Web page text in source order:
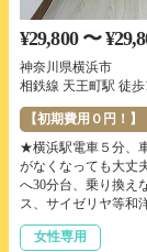
¥29,800 〜
神奈川県横浜市
相鉄線 天王町駅 徒歩
【初期費用０円！】
★横浜駅電車５分、
がなくなっても大丈
へ30分台、乗り換え
ス、サイゼリヤ等和
女性専用